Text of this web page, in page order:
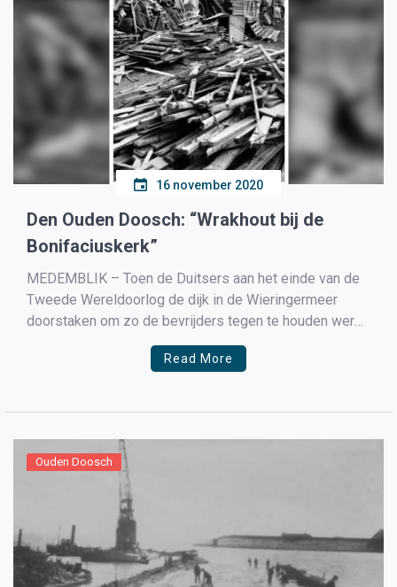
16 november 2020
Den Ouden Doosch: “Wrakhout bij de
Bonifaciuskerk”
MEDEMBLIK – Toen de Duitsers aan het einde van de
Tweede Wereldoorlog de dijk in de Wieringermeer
doorstaken om zo de bevrijders tegen te houden werd
er heel veel verwoestingen aangericht aan gebouwen.
Veel hout dreef door het onderwater gezette
Read More
Ouden Doosch